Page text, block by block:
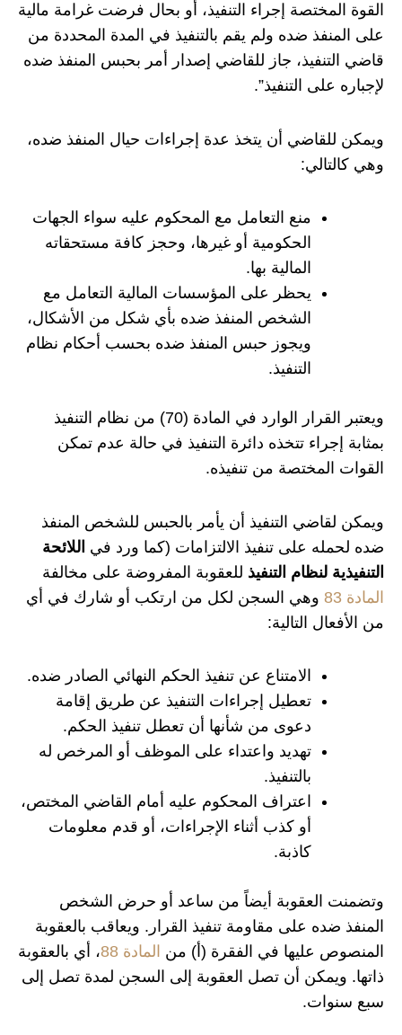
القوة المختصة إجراء التنفيذ، أو بحال فرضت غرامة مالية
على المنفذ ضده ولم يقم بالتنفيذ في المدة المحددة من
قاضي التنفيذ، جاز للقاضي إصدار أمر بحبس المنفذ ضده
لإجباره على التنفيذ”.
ويمكن للقاضي أن يتخذ عدة إجراءات حيال المنفذ ضده،
وهي كالتالي:
منع التعامل مع المحكوم عليه سواء الجهات
الحكومية أو غيرها، وحجز كافة مستحقاته
المالية بها.
يحظر على المؤسسات المالية التعامل مع
الشخص المنفذ ضده بأي شكل من الأشكال،
ويجوز حبس المنفذ ضده بحسب أحكام نظام
التنفيذ.
ويعتبر القرار الوارد في المادة (70) من نظام التنفيذ
بمثابة إجراء تتخذه دائرة التنفيذ في حالة عدم تمكن
القوات المختصة من تنفيذه.
ويمكن لقاضي التنفيذ أن يأمر بالحبس للشخص المنفذ
ضده لحمله على تنفيذ الالتزامات (كما ورد في اللائحة
التنفيذية لنظام التنفيذ للعقوبة المفروضة على مخالفة
المادة 83
وهي السجن لكل من ارتكب أو شارك في أي
من الأفعال التالية:
الامتناع عن تنفيذ الحكم النهائي الصادر ضده.
تعطيل إجراءات التنفيذ عن طريق إقامة
دعوى من شأنها أن تعطل تنفيذ الحكم.
تهديد واعتداء على الموظف أو المرخص له
بالتنفيذ.
اعتراف المحكوم عليه أمام القاضي المختص،
أو كذب أثناء الإجراءات، أو قدم معلومات
كاذبة.
وتضمنت العقوبة أيضاً من ساعد أو حرض الشخص
المنفذ ضده على مقاومة تنفيذ القرار. ويعاقب بالعقوبة
المنصوص عليها في الفقرة (أ) من المادة 88
، أي بالعقوبة
ذاتها. ويمكن أن تصل العقوبة إلى السجن لمدة تصل إلى
سبع سنوات.